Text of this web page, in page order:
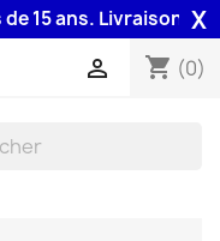
ans. Livraison 48HX
shopping_cart (0)
